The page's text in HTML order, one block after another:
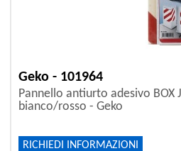
Geko - 101964
Pannello antiurto adesivo BOX
bianco/rosso - Geko
RICHIEDI INFORMAZIONI